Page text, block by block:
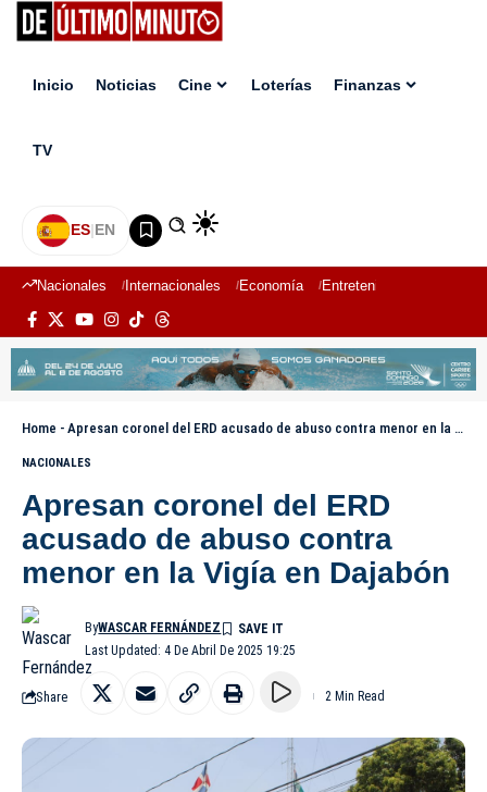
Inicio Noticias Cine Loterías Finanzas
TV
ES|EN
Nacionales Internacionales Economía Entretenimiento
Home - Apresan coronel del ERD acusado de abuso contra menor en la Vigía en Dajabón
NACIONALES
Apresan coronel del ERD
acusado de abuso contra
menor en la Vigía en Dajabón
Last Updated: 4 De Abril De 2025 19:25
ByWASCAR FERNÁNDEZ
Share 2 Min Read